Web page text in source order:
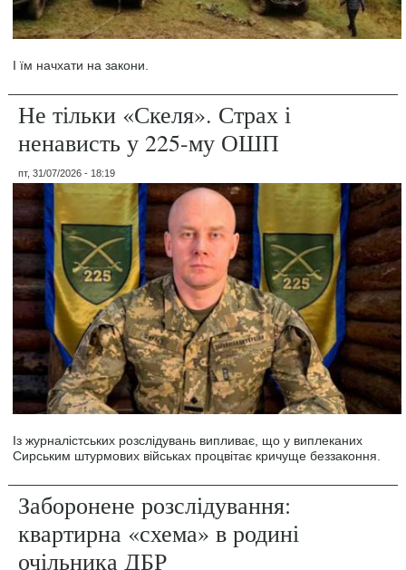
І їм начхати на закони.
Не тільки «Скеля». Страх і
ненависть у 225-му ОШП
пт, 31/07/2026 - 18:19
Із журналістських розслідувань випливає, що у виплеканих
Сирським штурмових військах процвітає кричуще беззаконня.
Заборонене розслідування:
квартирна «схема» в родині
очільника ДБР